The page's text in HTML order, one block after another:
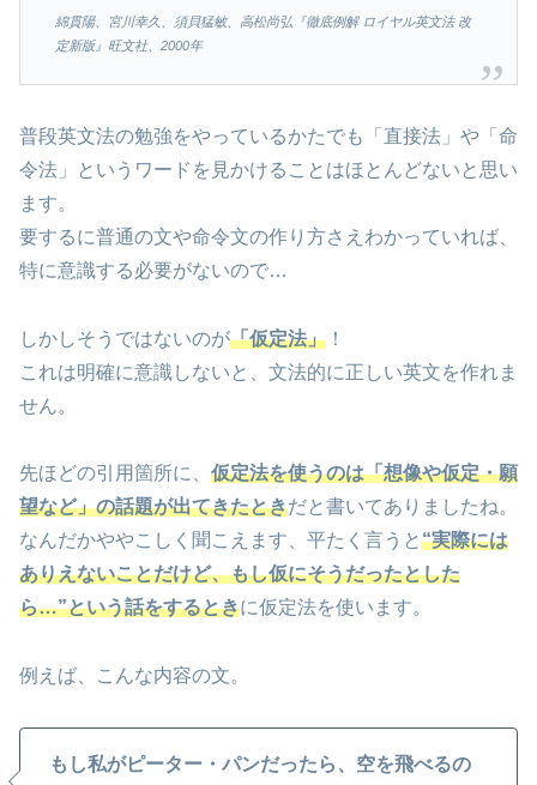
綿貫陽、宮川幸久、須貝猛敏、高松尚弘『徹底例解 ロイヤル英文法 改
定新版』旺文社、2000年
普段英文法の勉強をやっているかたでも「直接法」や「命
令法」というワードを見かけることはほとんどないと思い
ます。
要するに普通の文や命令文の作り方さえわかっていれば、
特に意識する必要がないので…
しかしそうではないのが「仮定法」 ！
これは明確に意識しないと、文法的に正しい英文を作れま
せん。
先ほどの引用箇所に、 仮定法を使うのは「想像や仮定・願
望など」の話題が出てきたときだと書いてありましたね。
なんだかややこしく聞こえます、平たく言うと“実際には
ありえないことだけど、もし仮にそうだったとした
ら…”という話をするときに仮定法を使います。
例えば、こんな内容の文。
もし私がピーター・パンだったら、空を飛べるの